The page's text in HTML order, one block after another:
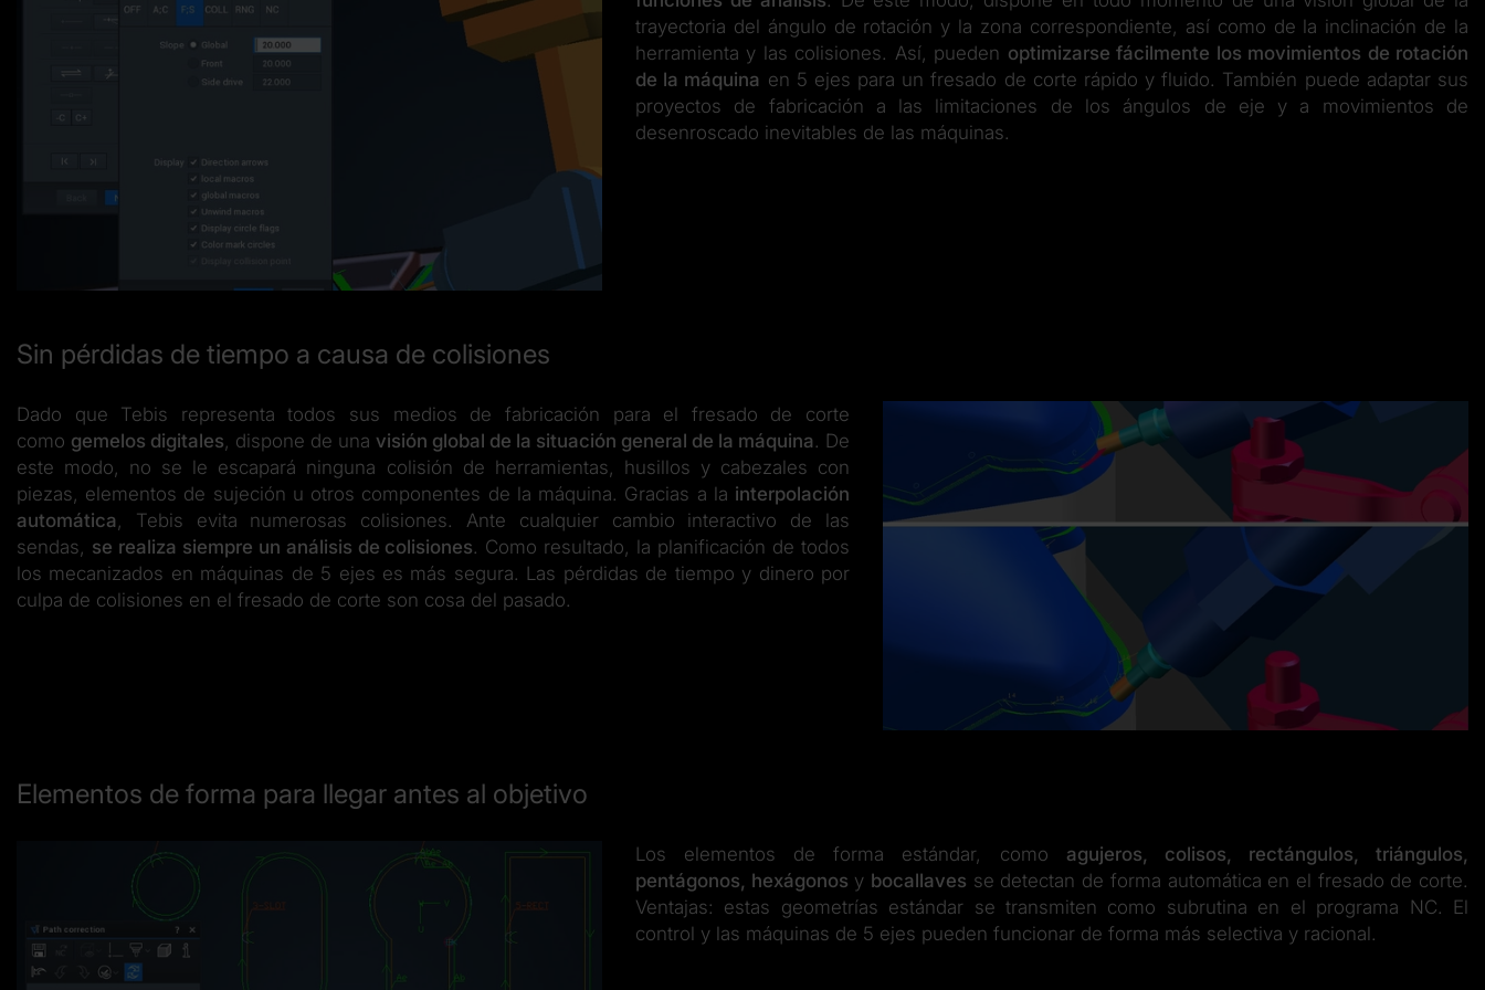
trayectoria del ángulo de rotación y la zona correspondiente, así como de la inclinación de la
herramienta y las colisiones. Así, pueden optimizarse fácilmente los movimientos de rotación
de la máquina en 5 ejes para un fresado de corte rápido y fluido. También puede adaptar sus
proyectos de fabricación a las limitaciones de los ángulos de eje y a movimientos de
desenroscado inevitables de las máquinas.
Sin pérdidas de tiempo a causa de colisiones
Dado que Tebis representa todos sus medios de fabricación para el fresado de corte
como gemelos digitales, dispone de una visión global de la situación general de la máquina . De
este modo, no se le escapará ninguna colisión de herramientas, husillos y cabezales con
piezas, elementos de sujeción u otros componentes de la máquina. Gracias a la interpolación
automática , Tebis evita numerosas colisiones. Ante cualquier cambio interactivo de las
sendas, se realiza siempre un análisis de colisiones. Como resultado, la planificación de todos
los mecanizados en máquinas de 5 ejes es más segura. Las pérdidas de tiempo y dinero por
culpa de colisiones en el fresado de corte son cosa del pasado.
Elementos de forma para llegar antes al objetivo
Los elementos de forma estándar, como agujeros, colisos, rectángulos, triángulos,
pentágonos, hexágonos y bocallaves se detectan de forma automática en el fresado de corte.
Ventajas: estas geometrías estándar se transmiten como subrutina en el programa NC. El
control y las máquinas de 5 ejes pueden funcionar de forma más selectiva y racional.